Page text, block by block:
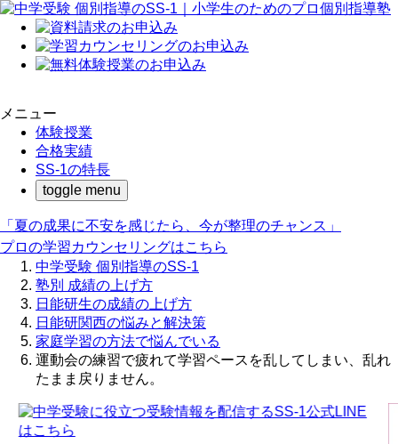
メニュー
体験授業
合格実績
SS-1の特長
toggle menu
「夏の成果に不安を感じたら、今が整理のチャンス」
プロの学習カウンセリングはこちら
中学受験 個別指導のSS-1
塾別 成績の上げ方
日能研生の成績の上げ方
日能研関西の悩みと解決策
家庭学習の方法で悩んでいる
運動会の練習で疲れて学習ペースを乱してしまい、乱れ
たまま戻りません。